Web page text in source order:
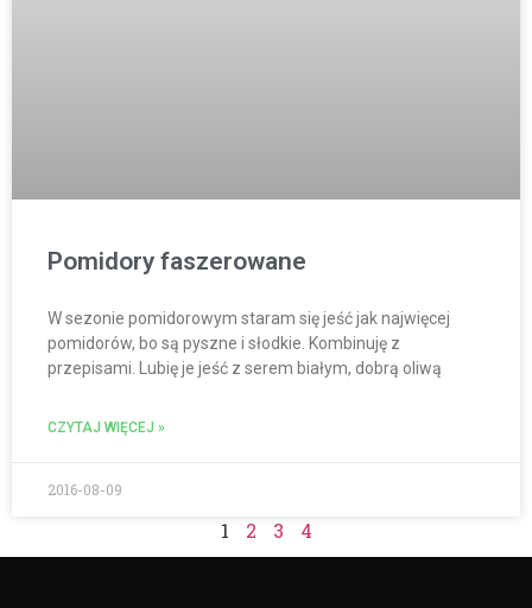
Pomidory faszerowane
W sezonie pomidorowym staram się jeść jak najwięcej
pomidorów, bo są pyszne i słodkie. Kombinuję z
przepisami. Lubię je jeść z serem białym, dobrą oliwą
CZYTAJ WIĘCEJ »
2016-08-09
1 2 3 4